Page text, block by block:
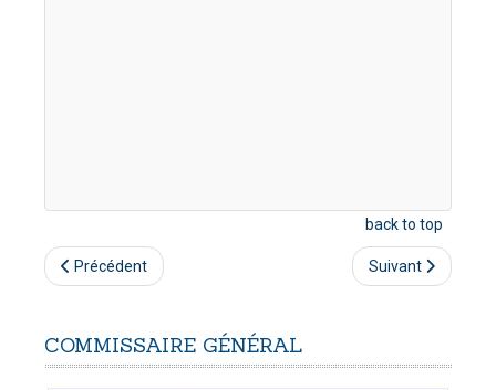
back to top
Précédent Suivant
COMMISSAIRE GÉNÉRAL